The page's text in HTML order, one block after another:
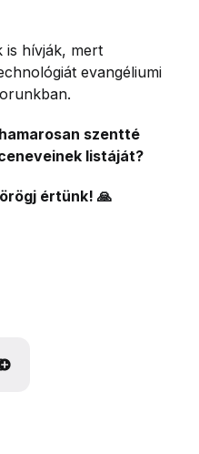
is hívják, mert
evangéliumi
szentté
listáját?
értünk! 🙏